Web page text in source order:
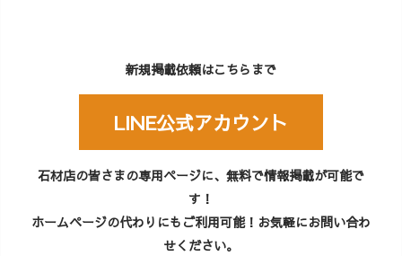
新規掲載依頼はこちらまで
LINE公式アカウント
石材店の皆さまの専用ページに、無料で情報掲載が可能で
す！
ホームページの代わりにもご利用可能！お気軽にお問い合わ
せください。